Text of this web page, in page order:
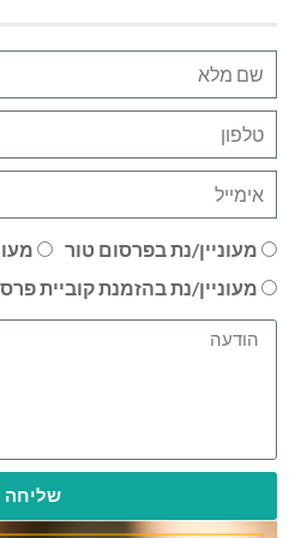
מעוניין/נת בפרסום טור
מעוניין/נת בהזמנת קוביית
שליחה